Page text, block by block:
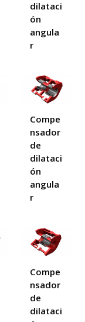
dilataci
ón
angula
r
Compe
nsador
de
dilataci
ón
angula
r
Compe
nsador
de
dilataci